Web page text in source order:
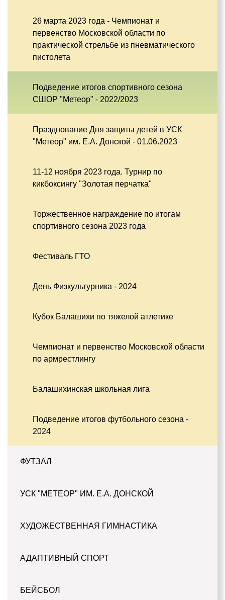
26 марта 2023 года - Чемпионат и
первенство Московской области по
практической стрельбе из пневматического
пистолета
Подведение итогов спортивного сезона
СШОР "Метеор" - 2022/2023
Празднование Дня защиты детей в УСК
"Метеор" им. Е.А. Донской - 01.06.2023
11-12 ноября 2023 года. Турнир по
кикбоксингу "Золотая перчатка"
Торжественное награждение по итогам
спортивного сезона 2023 года
Фестиваль ГТО
День Физкультурника - 2024
Кубок Балашихи по тяжелой атлетике
Чемпионат и первенство Московской области
по армрестлингу
Балашихинская школьная лига
Подведение итогов футбольного сезона -
2024
ФУТЗАЛ
УСК "МЕТЕОР" ИМ. Е.А. ДОНСКОЙ
ХУДОЖЕСТВЕННАЯ ГИМНАСТИКА
АДАПТИВНЫЙ СПОРТ
БЕЙСБОЛ